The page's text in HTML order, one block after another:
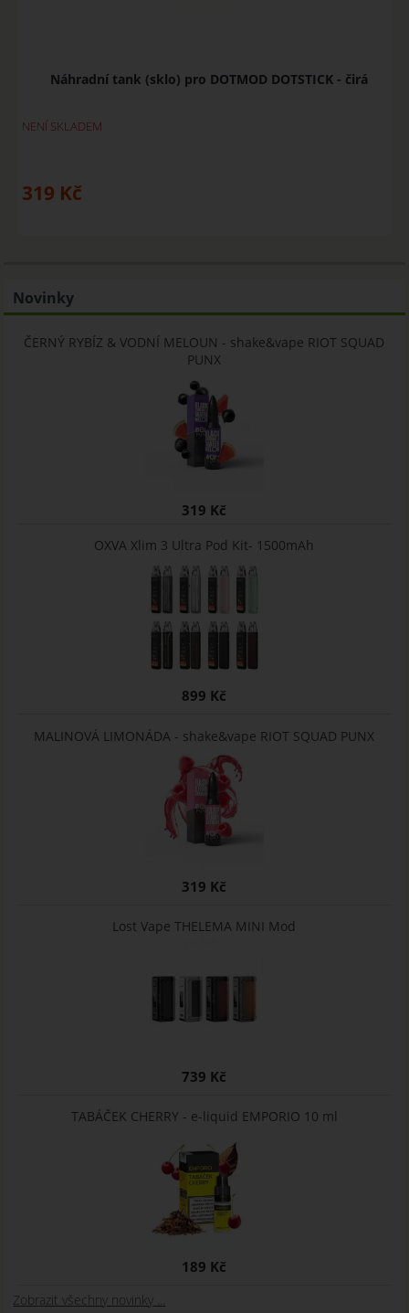
Náhradní tank (sklo) pro DOTMOD DOTSTICK - čirá
NENÍ SKLADEM
319 Kč
Novinky
ČERNÝ RYBÍZ & VODNÍ MELOUN - shake&vape RIOT SQUAD
PUNX
319 Kč
OXVA Xlim 3 Ultra Pod Kit- 1500mAh
899 Kč
MALINOVÁ LIMONÁDA - shake&vape RIOT SQUAD PUNX
319 Kč
Lost Vape THELEMA MINI Mod
739 Kč
TABÁČEK CHERRY - e-liquid EMPORIO 10 ml
189 Kč
Zobrazit všechny novinky ...